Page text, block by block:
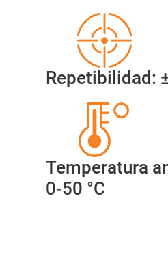
Repetibilidad:
Temperatura
0-50 °C